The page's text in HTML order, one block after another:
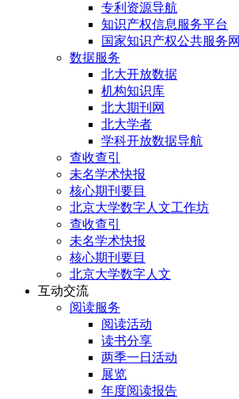
专利资源导航
知识产权信息服务平台
国家知识产权公共服务网
数据服务
北大开放数据
机构知识库
北大期刊网
北大学者
学科开放数据导航
查收查引
未名学术快报
核心期刊要目
北京大学数字人文工作坊
查收查引
未名学术快报
核心期刊要目
北京大学数字人文
互动交流
阅读服务
阅读活动
读书分享
两季一日活动
展览
年度阅读报告